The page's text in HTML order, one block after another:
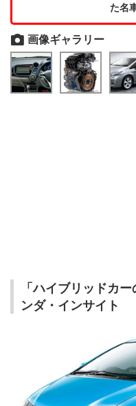
た名
画像ギャラリー
「ハイブリッドカ
ンダ・インサイト